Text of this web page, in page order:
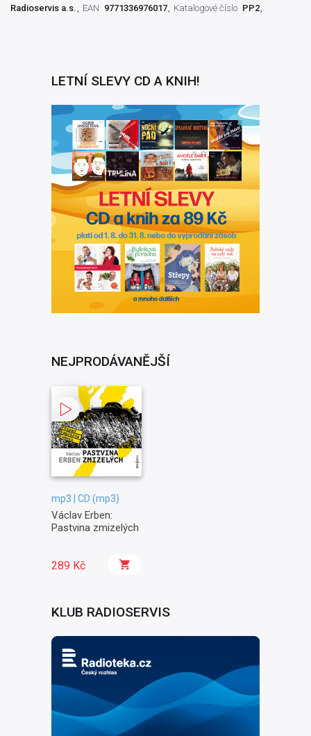
Radioservis a.s.
EAN 9771336976017 Katalogové číslo PP2
LETNÍ SLEVY CD A KNIH!
NEJPRODÁVANĚJŠÍ
mp3 | CD (mp3)
Václav Erben:
Pastvina zmizelých
289 Kč
KLUB RADIOSERVIS